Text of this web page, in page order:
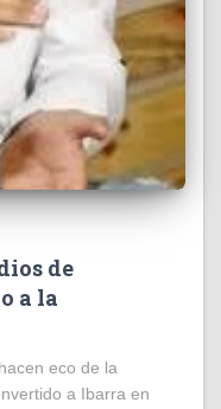
de
a la
eco de la
a Ibarra en